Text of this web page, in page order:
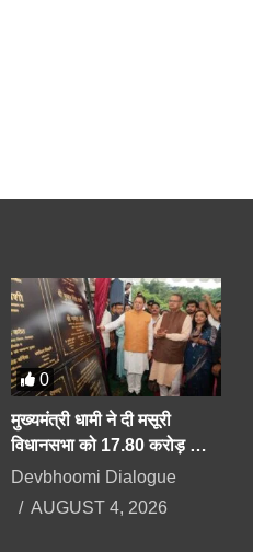
0
मुख्यमंत्री धामी ने दी मसूरी
विधानसभा को 17.80 करोड़ की
योजनाओं की सौगात
Devbhoomi Dialogue
AUGUST 4, 2026